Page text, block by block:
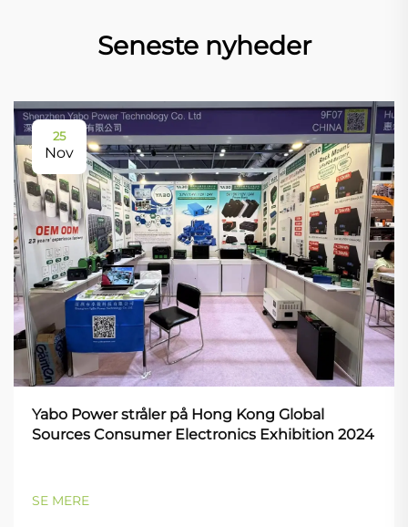
Seneste nyheder
25
Nov
Yabo Power stråler på Hong Kong Global
Sources Consumer Electronics Exhibition 2024
SE MERE